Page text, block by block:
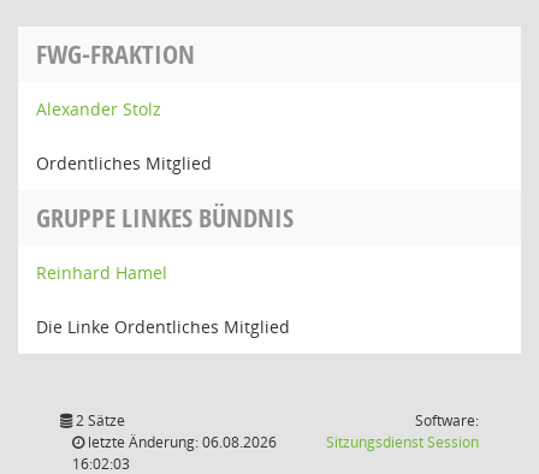
FWG-FRAKTION
Alexander Stolz
Ordentliches Mitglied
GRUPPE LINKES BÜNDNIS
Reinhard Hamel
Die Linke Ordentliches Mitglied
2 Sätze
letzte Änderung: 06.08.2026
16:02:03
Software:
SitzungsdienstSession(Wird in